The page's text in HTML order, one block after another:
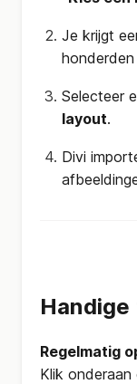
Je krijgt
Selecteer
layout.
Divi
Regelmatig
Klik